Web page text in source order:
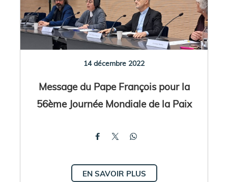
14 décembre 2022
Message du Pape François pour la
56ème Journée Mondiale de la Paix
EN SAVOIR PLUS